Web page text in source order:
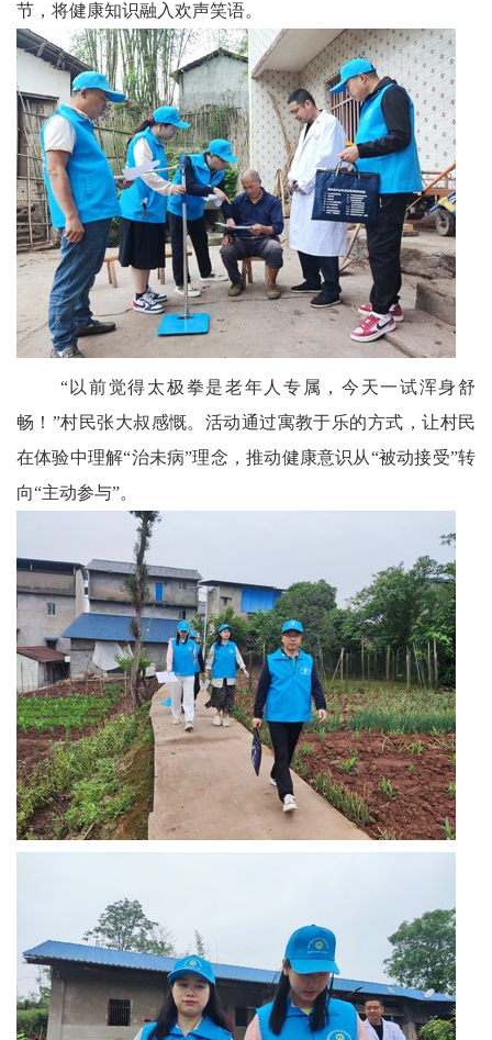
节，将健康知识融入欢声笑语。
“以前觉得太极拳是老年人专属，今天一试浑身舒
畅！”村民张大叔感慨。活动通过寓教于乐的方式，让村民
在体验中理解“治未病”理念，推动健康意识从“被动接受”转
向“主动参与”。